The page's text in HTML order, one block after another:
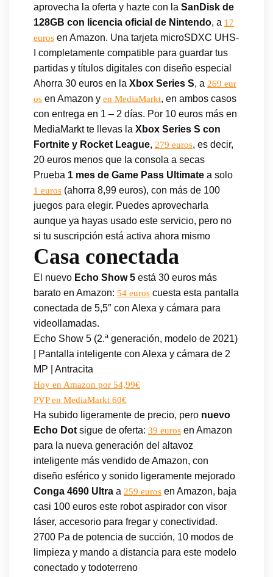
aprovecha la oferta y hazte con la SanDisk de
128GB con licencia oficial de Nintendo, a 17
euros en Amazon. Una tarjeta microSDXC UHS-
I completamente compatible para guardar tus
partidas y títulos digitales con diseño especial
Ahorra 30 euros en la Xbox Series S, a 269 eur
os en Amazon y en MediaMarkt, en ambos casos
con entrega en 1 – 2 días. Por 10 euros más en
MediaMarkt te llevas la Xbox Series S con
Fortnite y Rocket League, 279 euros, es decir,
20 euros menos que la consola a secas
Prueba 1 mes de Game Pass Ultimate a solo
1 euros (ahorra 8,99 euros), con más de 100
juegos para elegir. Puedes aprovecharla
aunque ya hayas usado este servicio, pero no
si tu suscripción está activa ahora mismo
Casa conectada
El nuevo Echo Show 5 está 30 euros más
barato en Amazon: 54 euros cuesta esta pantalla
conectada de 5,5″ con Alexa y cámara para
videollamadas.
Echo Show 5 (2.ª generación, modelo de 2021)
| Pantalla inteligente con Alexa y cámara de 2
MP | Antracita
Hoy en Amazon por 54,99€
PVP en MediaMarkt 60€
Ha subido ligeramente de precio, pero nuevo
Echo Dot sigue de oferta: 39 euros en Amazon
para la nueva generación del altavoz
inteligente más vendido de Amazon, con
diseño esférico y sonido ligeramente mejorado
Conga 4690 Ultra a 259 euros en Amazon, baja
casi 100 euros este robot aspirador con visor
láser, accesorio para fregar y conectividad.
2700 Pa de potencia de succión, 10 modos de
limpieza y mando a distancia para este modelo
conectado y todoterreno